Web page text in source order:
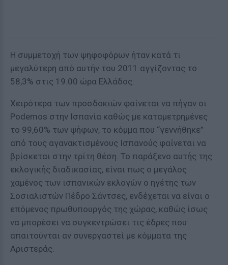
Η συμμετοχή των ψηφοφόρων ήταν κατά τι
μεγαλύτερη από αυτήν του 2011 αγγίζοντας το
58,3% στις 19.00 ώρα Ελλάδος.
Χειρότερα των προσδοκιών φαίνεται να πήγαν οι
Podemos στην Ισπανία καθώς με καταμετρημένες
το 99,60% των ψήφων, το κόμμα που “γεννήθηκε”
από τους αγανακτισμένους Ισπανούς φαίνεται να
βρίσκεται στην τρίτη θέση. Το παράξενο αυτής της
εκλογικής διαδικασίας, είναι πως ο μεγάλος
χαμένος των ισπανικών εκλογών ο ηγέτης των
Σοσιαλιστών Πέδρο Σάντσες, ενδέχεται να είναι ο
επόμενος πρωθυπουργός της χώρας, καθώς ίσως
να μπορέσει να συγκεντρώσει τις έδρες που
απαιτούνται αν συνεργαστεί με κόμματα της
Αριστεράς.